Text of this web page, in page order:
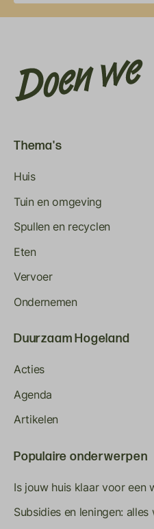
Thema's
Huis
Tuin en omgeving
Spullen en recyclen
Eten
Vervoer
Ondernemen
Duurzaam Hogeland
Acties
Agenda
Artikelen
Populaire onderwerpen
Is jouw huis klaar voor een
Subsidies en leningen: